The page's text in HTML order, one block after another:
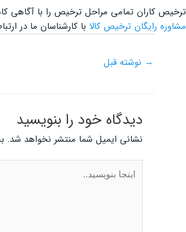
ترخیص کاران تمامی مراحل ترخیص را با آگاهی
مشاوره رایگان ترخیص کالا با کارشناسان ما در
→ نوشته قبل
دیدگاه‌ خود را بنویسید
نشانی ایمیل شما منتشر نخواهد شد.
اینجا
بنویسید..